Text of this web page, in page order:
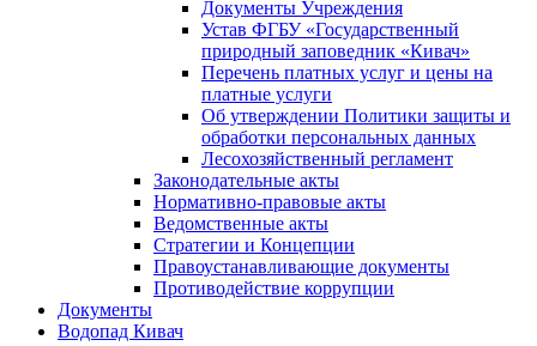
Документы Учреждения
Устав ФГБУ «Государственный
природный заповедник «Кивач»
Перечень платных услуг и цены на
платные услуги
Об утверждении Политики защиты и
обработки персональных данных
Лесохозяйственный регламент
Законодательные акты
Нормативно-правовые акты
Ведомственные акты
Стратегии и Концепции
Правоустанавливающие документы
Противодействие коррупции
Документы
Водопад Кивач